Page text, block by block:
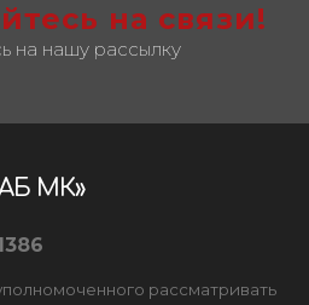
на связи!
на нашу рассылку
МК»
рассматривать